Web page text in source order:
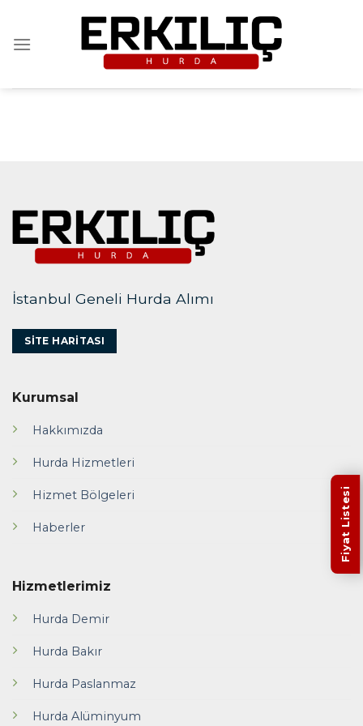
İstanbul Geneli Hurda Alımı
SITE HARITASI
Kurumsal
Hakkımızda
Hurda Hizmetleri
Hizmet Bölgeleri
Haberler
Hizmetlerimiz
Hurda Demir
Hurda Bakır
Hurda Paslanmaz
Hurda Alüminyum
Fiyat Listesi